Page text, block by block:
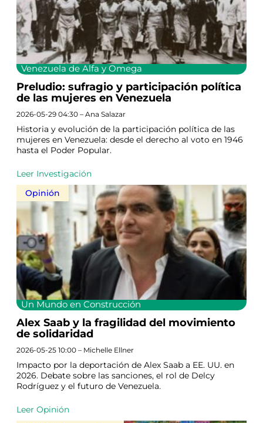
Venezuela de Alfa y Omega
Preludio: sufragio y participación política
de las mujeres en Venezuela
2026-05-29 04:30 – Ana Salazar
Historia y evolución de la participación política de las
mujeres en Venezuela: desde el derecho al voto en 1946
hasta el Poder Popular.
Leer Investigación
Opinión
Un Mundo en Construcción
Alex Saab y la fragilidad del movimiento
de solidaridad
2026-05-25 10:00 – Michelle Ellner
Impacto por la deportación de Alex Saab a EE. UU. en
2026. Debate sobre las sanciones, el rol de Delcy
Rodríguez y el futuro de Venezuela.
Leer Opinión